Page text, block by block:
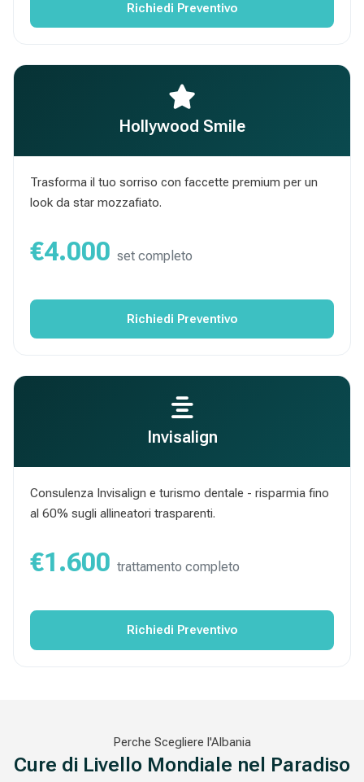
Richiedi Preventivo
Hollywood Smile
Trasforma il tuo sorriso con faccette premium per un
look da star mozzafiato.
€4.000 set completo
Richiedi Preventivo
Invisalign
Consulenza Invisalign e turismo dentale - risparmia fino
al 60% sugli allineatori trasparenti.
€1.600 trattamento completo
Richiedi Preventivo
Perche Scegliere l'Albania
Cure di Livello Mondiale nel Paradiso